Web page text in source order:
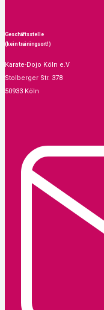
Geschäftsstelle
(kein trainingsort!)
Karate-Dojo Köln e.V
Stolberger Str. 378
50933 Köln